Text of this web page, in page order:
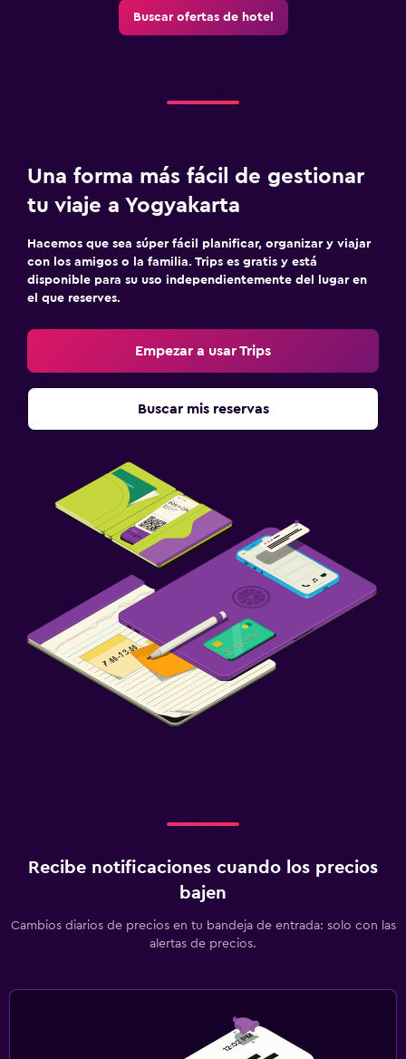
Buscar ofertas de hotel
Una forma más fácil de gestionar
tu viaje a Yogyakarta
Hacemos que sea súper fácil planificar, organizar y viajar
con los amigos o la familia. Trips es gratis y está
disponible para su uso independientemente del lugar en
el que reserves.
Empezar a usar Trips
Buscar mis reservas
Recibe notificaciones cuando los precios
bajen
Cambios diarios de precios en tu bandeja de entrada: solo con las
alertas de precios.